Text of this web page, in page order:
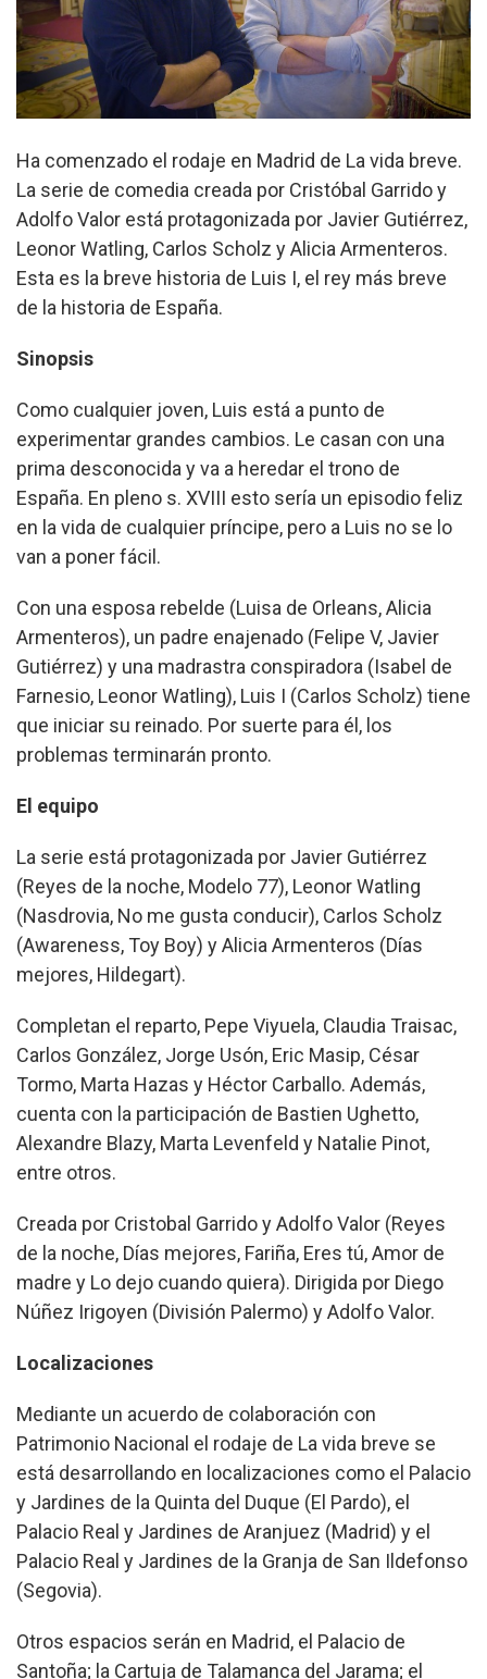
Ha comenzado el rodaje en Madrid de La vida breve.
La serie de comedia creada por Cristóbal Garrido y
Adolfo Valor está protagonizada por Javier Gutiérrez,
Leonor Watling, Carlos Scholz y Alicia Armenteros.
Esta es la breve historia de Luis I, el rey más breve
de la historia de España.
Sinopsis
Como cualquier joven, Luis está a punto de
experimentar grandes cambios. Le casan con una
prima desconocida y va a heredar el trono de
España. En pleno s. XVIII esto sería un episodio feliz
en la vida de cualquier príncipe, pero a Luis no se lo
van a poner fácil.
Con una esposa rebelde (Luisa de Orleans, Alicia
Armenteros), un padre enajenado (Felipe V, Javier
Gutiérrez) y una madrastra conspiradora (Isabel de
Farnesio, Leonor Watling), Luis I (Carlos Scholz) tiene
que iniciar su reinado. Por suerte para él, los
problemas terminarán pronto.
El equipo
La serie está protagonizada por Javier Gutiérrez
(Reyes de la noche, Modelo 77), Leonor Watling
(Nasdrovia, No me gusta conducir), Carlos Scholz
(Awareness, Toy Boy) y Alicia Armenteros (Días
mejores, Hildegart).
Completan el reparto, Pepe Viyuela, Claudia Traisac,
Carlos González, Jorge Usón, Eric Masip, César
Tormo, Marta Hazas y Héctor Carballo. Además,
cuenta con la participación de Bastien Ughetto,
Alexandre Blazy, Marta Levenfeld y Natalie Pinot,
entre otros.
Creada por Cristobal Garrido y Adolfo Valor (Reyes
de la noche, Días mejores, Fariña, Eres tú, Amor de
madre y Lo dejo cuando quiera). Dirigida por Diego
Núñez Irigoyen (División Palermo) y Adolfo Valor.
Localizaciones
Mediante un acuerdo de colaboración con
Patrimonio Nacional el rodaje de La vida breve se
está desarrollando en localizaciones como el Palacio
y Jardines de la Quinta del Duque (El Pardo), el
Palacio Real y Jardines de Aranjuez (Madrid) y el
Palacio Real y Jardines de la Granja de San Ildefonso
(Segovia).
Otros espacios serán en Madrid, el Palacio de
Santoña; la Cartuja de Talamanca del Jarama; el